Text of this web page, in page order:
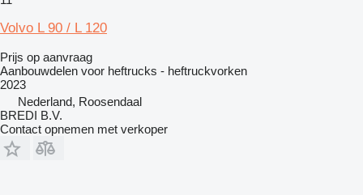
Volvo L 90 / L 120
Prijs op aanvraag
Aanbouwdelen voor heftrucks - heftruckvorken
2023
Nederland, Roosendaal
BREDI B.V.
Contact opnemen met verkoper